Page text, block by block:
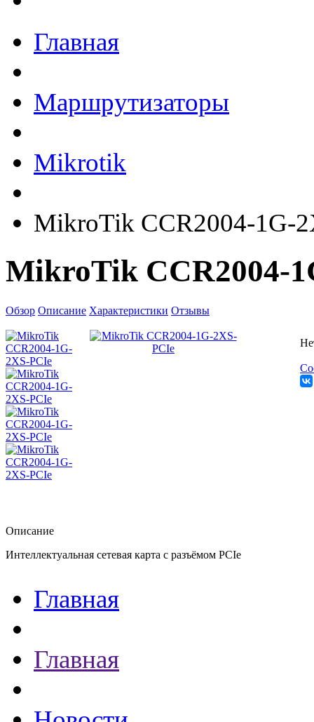
Главная
Маршрутизаторы
Mikrotik
MikroTik CCR2004-1G-
MikroTik CCR2004-
Обзор Описание Характеристики Отзывы
Описание
Интеллектуальная сетевая карта с разъёмом PCIe
Главная
Главная